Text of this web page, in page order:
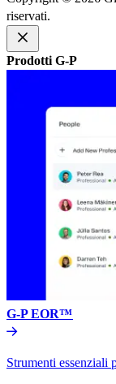
riservati.​​
Prodotti G-P​​
G-P EOR™​​
Strumenti essenziali